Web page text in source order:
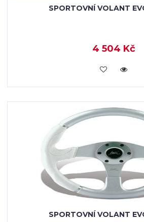
SPORTOVNÍ VOLANT
4 504 Kč
KOUPIT
SPORTOVNÍ VOLANT